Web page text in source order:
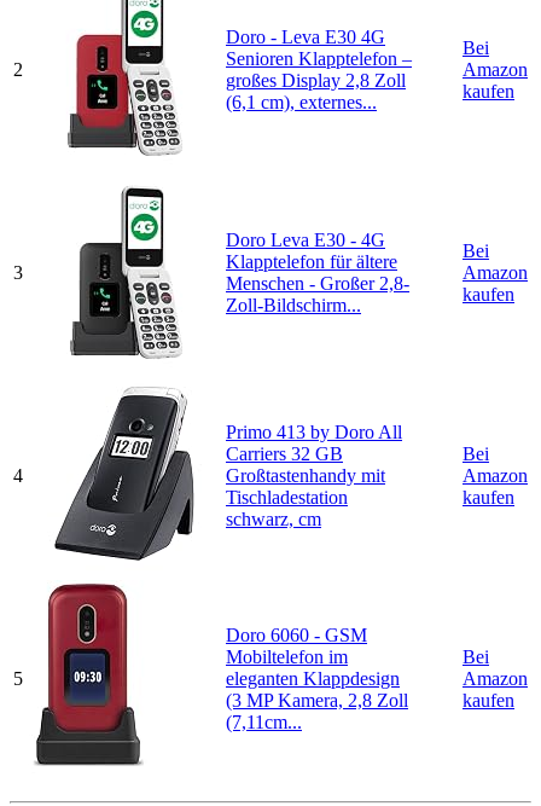
2
Doro - Leva E30 4G
Senioren Klapptelefon –
großes Display 2,8 Zoll
(6,1 cm), externes...
Bei
Amazon
kaufen
3
Doro Leva E30 - 4G
Klapptelefon für ältere
Menschen - Großer 2,8-
Zoll-Bildschirm...
Bei
Amazon
kaufen
4
Primo 413 by Doro All
Carriers 32 GB
Großtastenhandy mit
Tischladestation
schwarz, cm
Bei
Amazon
kaufen
5
Doro 6060 - GSM
Mobiltelefon im
eleganten Klappdesign
(3 MP Kamera, 2,8 Zoll
(7,11cm...
Bei
Amazon
kaufen